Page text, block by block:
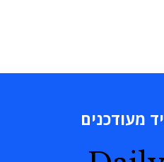
מעודכנים